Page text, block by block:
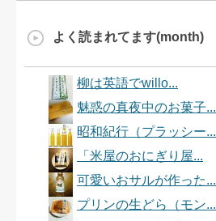
よく読まれてます(month)
柳は英語でwillo...
魅惑の真夜中のお菓子...
昭和紀行（プラッシー...
「米屋のおにぎり屋...
可愛いおサルが作った...
プリンの生どら（モン...